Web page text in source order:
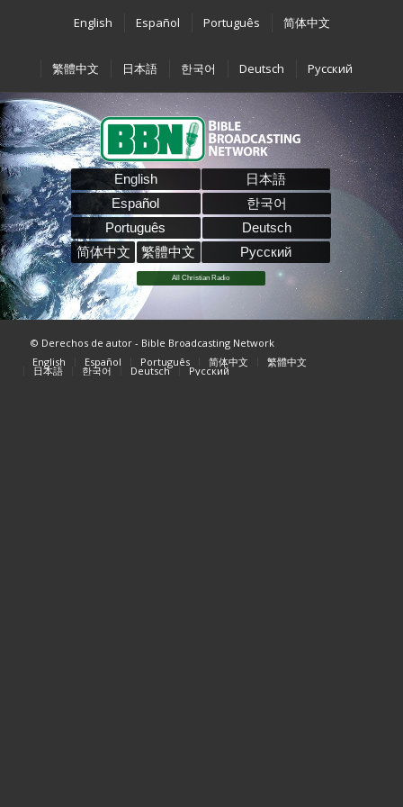
English Español Português 简体中文
繁體中文 日本語 한국어 Deutsch Pусский
English
Español
Português
简体中文
繁體中文
日本語
한국어
Deutsch
Pусский
All Christian Radio
© Derechos de autor - Bible Broadcasting Network
English
Español Português 简体中文 繁體中文
日本語 한국어 Deutsch Pусский